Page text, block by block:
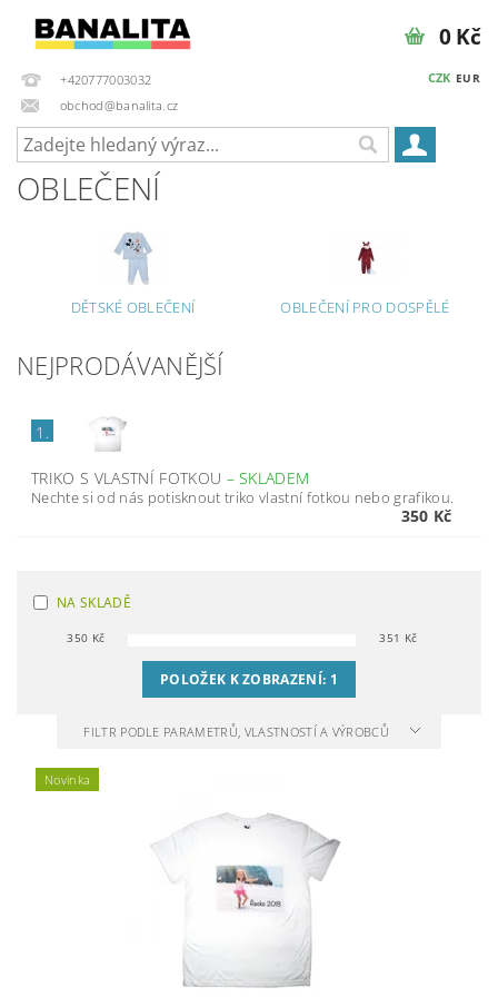
+420777003032
obchod@banalita.cz
CZK EUR
0 Kč
OBLEČENÍ
DĚTSKÉ OBLEČENÍ OBLEČENÍ PRO DOSPĚLÉ
NEJPRODÁVANĚJŠÍ
1.
TRIKO S VLASTNÍ FOTKOU –SKLADEM
Nechte si od nás potisknout triko vlastní fotkou nebo grafikou.
350 Kč
NA SKLADĚ
350 Kč 351 Kč
POLOŽEK K ZOBRAZENÍ: 1
FILTR PODLE PARAMETRŮ, VLASTNOSTÍ A VÝROBCŮ
Novinka